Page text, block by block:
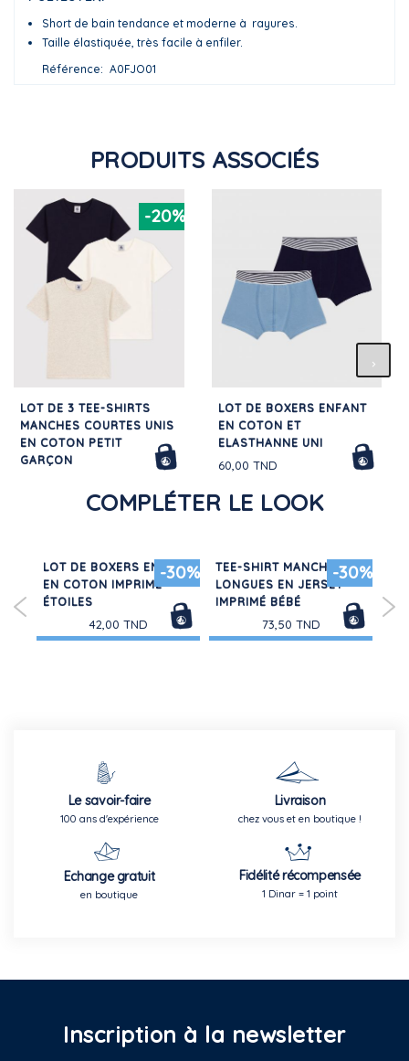
Short de bain tendance et moderne à rayures.
Taille élastiquée, très facile à enfiler.
Référence
A0FJO01
PRODUITS ASSOCIÉS
-20%
LOT DE 3 TEE-SHIRTS
MANCHES COURTES UNIS
EN COTON PETIT
GARÇON
LOT DE BOXERS ENFANT
EN COTON ET
ELASTHANNE UNI
60,00 TND
COMPLÉTER LE LOOK
-30%
LOT DE BOXERS ENFANT
EN COTON IMPRIMÉ
ÉTOILES
42,00 TND
-30%
TEE-SHIRT MANCHES
LONGUES EN JERSEY
IMPRIMÉ BÉBÉ
73,50 TND
Le savoir-faire
100 ans d'expérience
Livraison
chez vous et en boutique !
Echange gratuit
en boutique
Fidélité récompensée
1 Dinar = 1 point
Inscription à la newsletter